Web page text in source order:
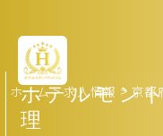
ホテルモン
理
ホーム>求人情報 >京都